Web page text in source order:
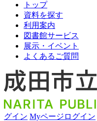
トップ
資料を探す
利用案内
図書館サービス
展示・イベント
よくあるご質問
グイン Myページログイン